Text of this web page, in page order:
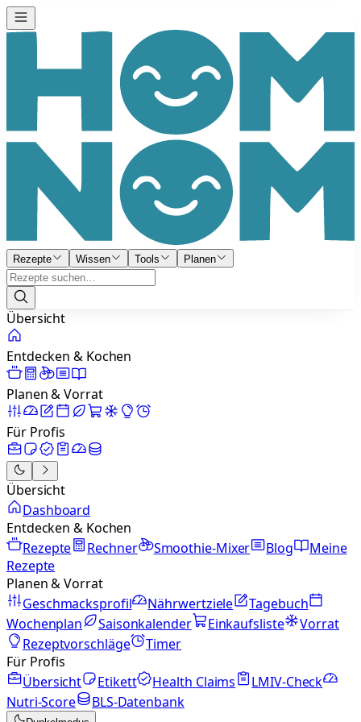
Rezepte Wissen Tools Planen
Übersicht
Entdecken & Kochen
Planen & Vorrat
Für Profis
Übersicht
Dashboard
Entdecken & Kochen
Rezepte
Rechner Smoothie-Mixer Blog
Meine
Rezepte
Planen & Vorrat
Geschmacksprofil
Nährwertziele
Tagebuch
Wochenplan
Saisonkalender Einkaufsliste
Vorrat
Rezeptvorschläge
Timer
Für Profis
Übersicht
Etikett Health Claims
LMIV-Check
Nutri-Score
BLS-Datenbank